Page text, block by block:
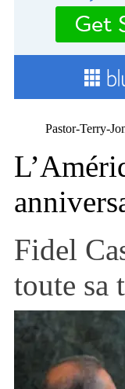
Pastor-Terry-
Fidel
toute sa